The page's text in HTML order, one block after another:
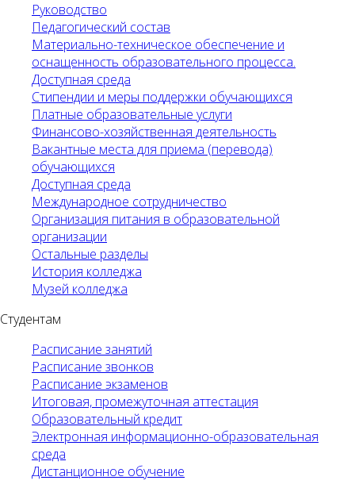
Руководство
Педагогический состав
Материально-техническое обеспечение и
оснащенность образовательного процесса.
Доступная среда
Стипендии и меры поддержки обучающихся
Платные образовательные услуги
Финансово-хозяйственная деятельность
Вакантные места для приема (перевода)
обучающихся
Доступная среда
Международное сотрудничество
Организация питания в образовательной
организации
Остальные разделы
История колледжа
Музей колледжа
Студентам
Расписание занятий
Расписание звонков
Расписание экзаменов
Итоговая, промежуточная аттестация
Образовательный кредит
Электронная информационно-образовательная
среда
Дистанционное обучение